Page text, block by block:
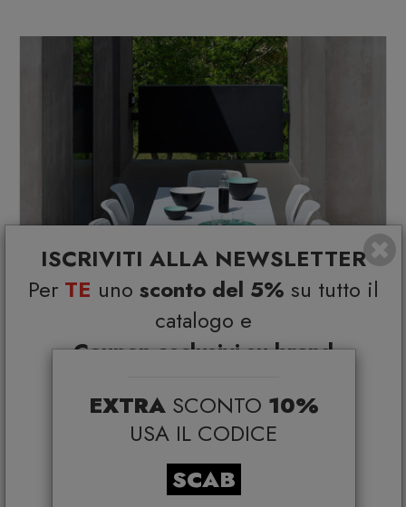
ISCRIVITI ALLA NEWSLETTER
Per TE uno sconto del 5% su tutto il
catalogo e
Coupon esclusivi su brand
*Coupon non cumulabile con altre promo e non
applicabile su:
Smeg, Bontempi Casa, Samsonite, BBB Italia,
Franke, Gufram, Memphis, Plust, Gervasoni,
Samsung, Faber, Dunavox, Zafferano, VG, Slide
EXTRA SCONTO 10%
USA IL CODICE
SCAB